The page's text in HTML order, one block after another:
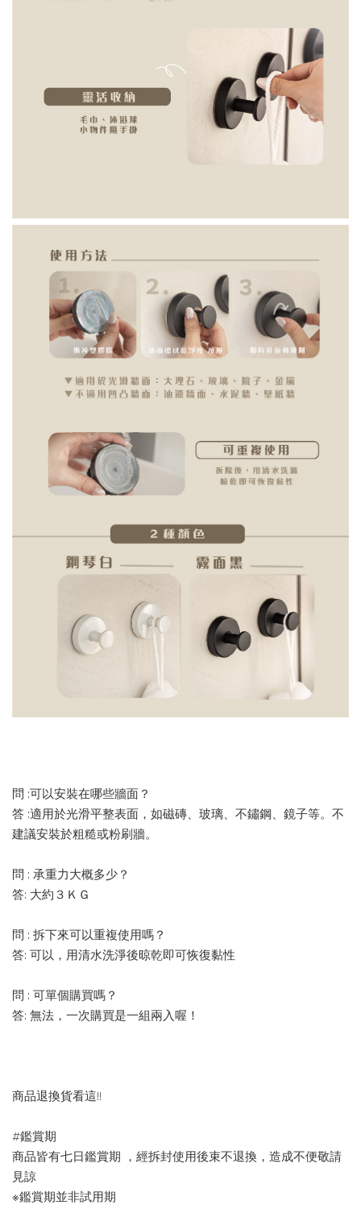
問 :可以安裝在哪些牆面？
答 :適用於光滑平整表面，如磁磚、玻璃、不鏽鋼、鏡子等。不
建議安裝於粗糙或粉刷牆。
問 : 承重力大概多少？
答: 大約３ＫＧ
問 : 拆下來可以重複使用嗎？
答: 可以，用清水洗淨後晾乾即可恢復黏性
問 : 可單個購買嗎？
答: 無法，一次購買是一組兩入喔！
商品退換貨看這!!
#鑑賞期
商品皆有七日鑑賞期 ，經拆封使用後束不退換，造成不便敬請
見諒
※鑑賞期並非試用期